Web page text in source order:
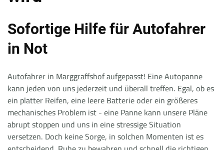
Sofortige Hilfe für Autofahrer
in Not
Autofahrer in Marggraffshof aufgepasst! Eine Autopanne
kann jeden von uns jederzeit und überall treffen. Egal, ob es
ein platter Reifen, eine leere Batterie oder ein größeres
mechanisches Problem ist - eine Panne kann unsere Pläne
abrupt stoppen und uns in eine stressige Situation
versetzen. Doch keine Sorge, in solchen Momenten ist es